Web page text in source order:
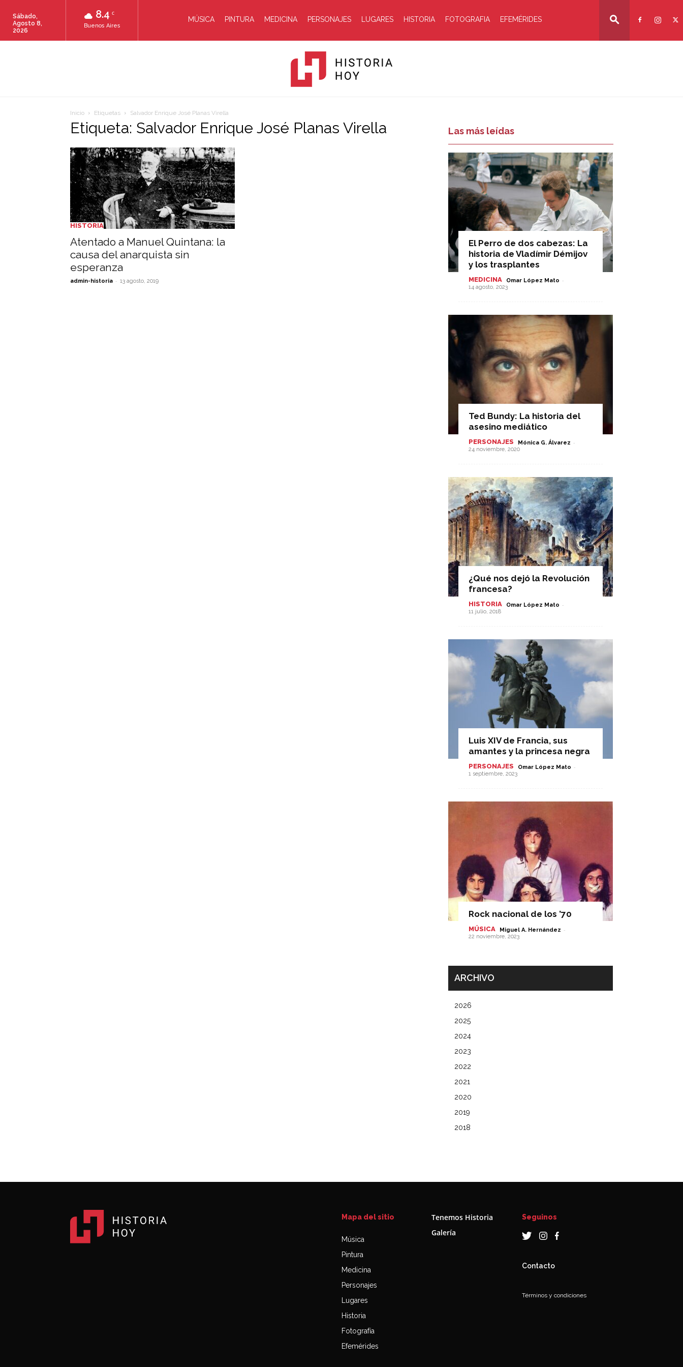
8.4 C
Buenos Aires
Sábado,
Agosto 8,
2026
MÚSICA PINTURA MEDICINA PERSONAJES LUGARES HISTORIA FOTOGRAFIA EFEMÉRIDES
Historia
Inicio Etiquetas Salvador Enrique José Planas Virella
Etiqueta: Salvador Enrique José Planas Virella
HISTORIA
Atentado a Manuel Quintana: la
causa del anarquista sin
esperanza
admin-historia - 13 agosto, 2019
Las más leídas
El Perro de dos cabezas: La
historia de Vladímir Démijov
y los trasplantes
MEDICINA Omar López Mato -
14 agosto, 2023
Ted Bundy: La historia del
asesino mediático
PERSONAJES Mónica G. Álvarez -
24 noviembre, 2020
¿Qué nos dejó la Revolución
francesa?
HISTORIA Omar López Mato -
11 julio, 2018
Luis XIV de Francia, sus
amantes y la princesa negra
PERSONAJES Omar López Mato -
1 septiembre, 2023
Rock nacional de los ’70
MÚSICA Miguel A. Hernández -
22 noviembre, 2023
ARCHIVO
2026
2025
2024
2023
2022
2021
2020
2019
2018
Mapa del sitio
Música
Pintura
Medicina
Personajes
Lugares
Historia
Fotografía
Efemérides
Tenemos Historia
Galería
Seguinos
Contacto
Términos y condiciones